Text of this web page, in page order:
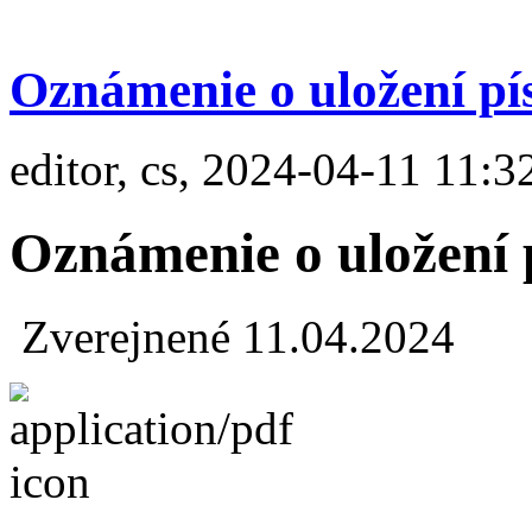
Oznámenie o uložení
editor, cs, 2024-04-11
Oznámenie o uložení
Zverejnené 11.04.2024